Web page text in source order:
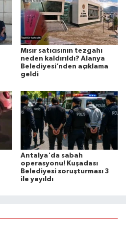
Mısır satıcısının tezgahı
neden kaldırıldı? Alanya
Belediyesi’nden açıklama
geldi
Antalya'da sabah
operasyonu! Kuşadası
Belediyesi soruşturması 3
ile yayıldı